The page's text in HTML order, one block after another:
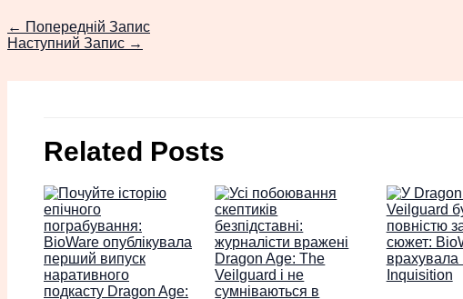
← Попередній Запис
Наступний Запис →
Related Posts